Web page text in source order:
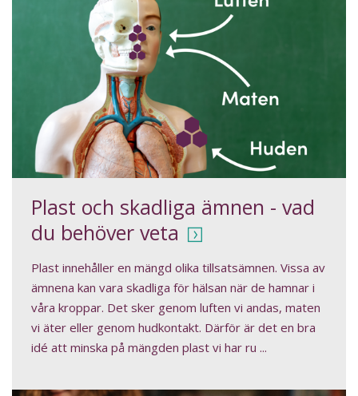
Plast och skadliga ämnen - vad
du behöver veta
Plast innehåller en mängd olika tillsatsämnen. Vissa av
ämnena kan vara skadliga för hälsan när de hamnar i
våra kroppar. Det sker genom luften vi andas, maten
vi äter eller genom hudkontakt. Därför är det en bra
idé att minska på mängden plast vi har ru ...